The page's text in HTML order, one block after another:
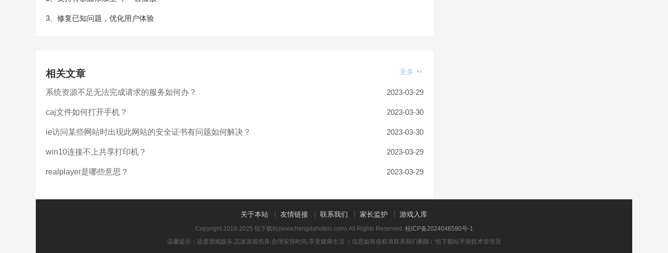
3、修复已知问题，优化用户体验
相关文章 更多
系统资源不足无法完成请求的服务如何办？ 2023-03-29
caj文件如何打开手机？ 2023-03-30
ie访问某些网站时出现此网站的安全证书有问题如何解决？ 2023-03-30
win10连接不上共享打印机？ 2023-03-29
realplayer是哪些意思？ 2023-03-29
关于本站 友情链接 联系我们 家长监护 游戏入库
Copyright 2019-2025 恒下载站(www.hengdahotels.com) All Rights Reserved. 桂ICP备2024046590号-1
温馨提示：适度游戏娱乐,沉迷游戏伤身,合理安排时间,享受健康生活（ 信息如有侵权请联系我们删除） 恒下载站手游技术管理员